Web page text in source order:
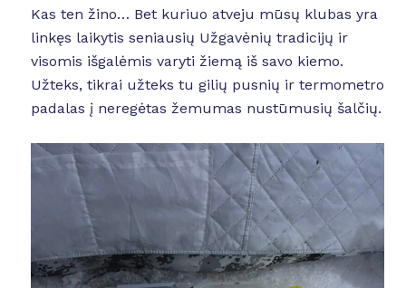
Kas ten žino… Bet kuriuo atveju mūsų klubas yra
linkęs laikytis seniausių Užgavėnių tradicijų ir
visomis išgalėmis varyti žiemą iš savo kiemo.
Užteks, tikrai užteks tu gilių pusnių ir termometro
padalas į neregėtas žemumas nustūmusių šalčių.